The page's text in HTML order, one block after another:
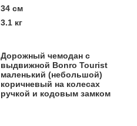
34 см
3.1 кг
Дорожный чемодан с
выдвижной Bonro Tourist
маленький (небольшой)
коричневый на колесах
ручкой и кодовым замком